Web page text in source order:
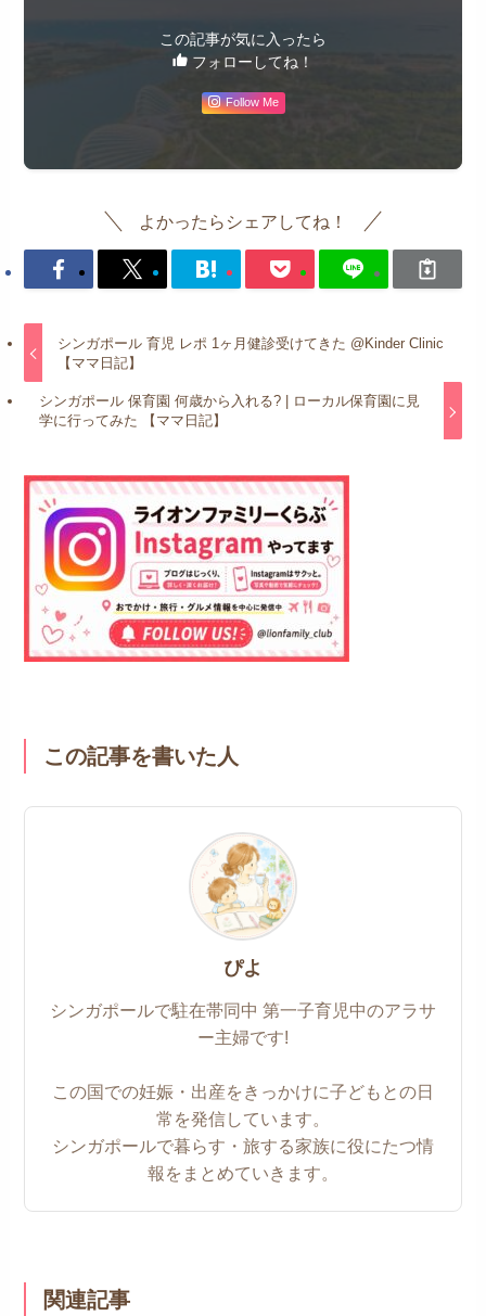
この記事が気に入ったら
フォローしてね！
Follow Me
よかったらシェアしてね！
シンガポール 育児 レポ 1ヶ月健診受けてきた @Kinder Clinic
【ママ日記】
シンガポール 保育園 何歳から入れる? | ローカル保育園に見
学に行ってみた 【ママ日記】
この記事を書いた人
ぴよ
シンガポールで駐在帯同中 第一子育児中のアラサ
ー主婦です!
この国での妊娠・出産をきっかけに子どもとの日
常を発信しています。
シンガポールで暮らす・旅する家族に役にたつ情
報をまとめていきます。
関連記事